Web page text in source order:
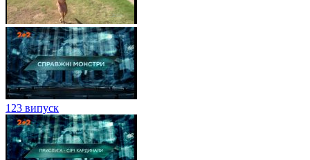
123 випуск